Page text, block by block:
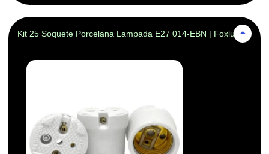
Kit 25 Soquete Porcelana Lampada E27 014-EBN | Foxlux